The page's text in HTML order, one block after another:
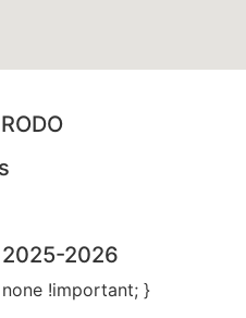
2026
!important; }